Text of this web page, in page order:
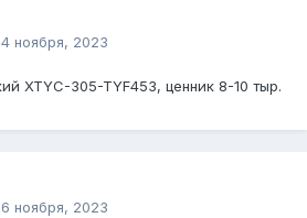
ноября, 2023
XTYC-305-TYF453, ценник 8-10 тыр.
ноября, 2023